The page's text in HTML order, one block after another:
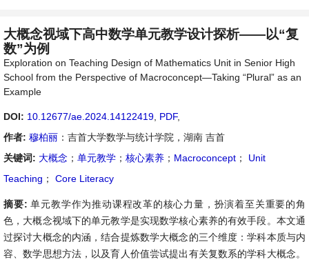
大概念视域下高中数学单元教学设计探析——以“复
数”为例
Exploration on Teaching Design of Mathematics Unit in Senior High
School from the Perspective of Macroconcept—Taking “Plural” as an
Example
DOI: 10.12677/ae.2024.14122419 PDF,
作者: 穆柏丽 ：吉首大学数学与统计学院，湖南 吉首
关键词: 大概念 ； 单元教学 ； 核心素养 ； Macroconcept ；
Unit
Teaching ； Core Literacy
摘要:单元教学作为推动课程改革的核心力量，扮演着至关重要的角
色，大概念视域下的单元教学是实现数学核心素养的有效手段。本文通
过探讨大概念的内涵，结合提炼数学大概念的三个维度：学科本质与内
容、数学思想方法，以及育人价值尝试提出有关复数系的学科大概念。